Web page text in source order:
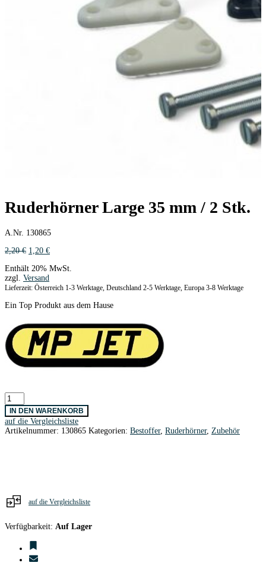
Ruderhörner Large 35 mm / 2 Stk.
A.Nr. 130865
2,20€ Ursprünglicher
war:
2,20 €
1,20 €Aktueller
ist:
Enthält 20% MwSt.
zzgl. Versand
Lieferzeit: Österreich 1-3 Werktage, Deutschland 2-5 Werktage, Europa 3-8 Werktage
Ein Top Produkt aus dem Hause
Ruderhörner
Large
35
mm
/
IN DEN WARENKORB
auf die Vergleichsliste
Artikelnummer: 130865 Kategorien: Bestoffer, Ruderhörner, Zubehör
auf die Vergleichsliste
Verfügbarkeit: Auf Lager